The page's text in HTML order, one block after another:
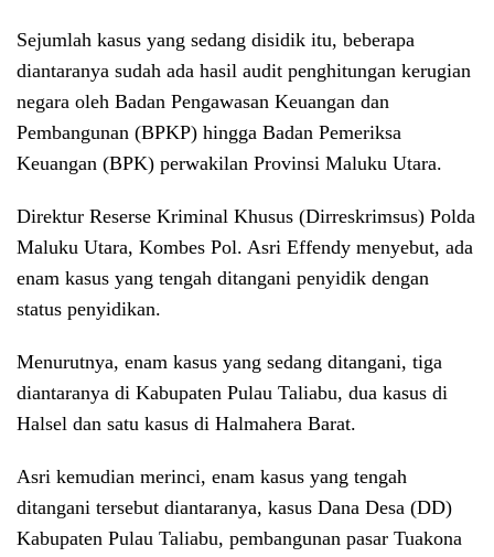
Sejumlah kasus yang sedang disidik itu, beberapa
diantaranya sudah ada hasil audit penghitungan kerugian
negara oleh Badan Pengawasan Keuangan dan
Pembangunan (BPKP) hingga Badan Pemeriksa
Keuangan (BPK) perwakilan Provinsi Maluku Utara.
Direktur Reserse Kriminal Khusus (Dirreskrimsus) Polda
Maluku Utara, Kombes Pol. Asri Effendy menyebut, ada
enam kasus yang tengah ditangani penyidik dengan
status penyidikan.
Menurutnya, enam kasus yang sedang ditangani, tiga
diantaranya di Kabupaten Pulau Taliabu, dua kasus di
Halsel dan satu kasus di Halmahera Barat.
Asri kemudian merinci, enam kasus yang tengah
ditangani tersebut diantaranya, kasus Dana Desa (DD)
Kabupaten Pulau Taliabu, pembangunan pasar Tuakona